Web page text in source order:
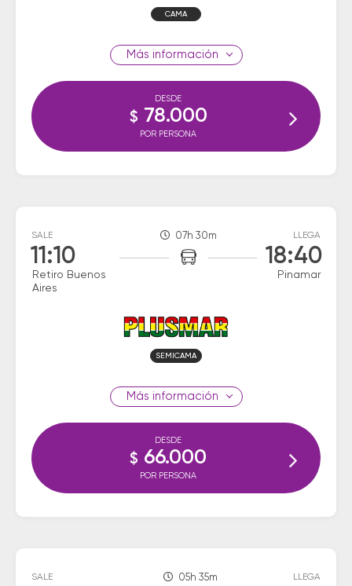
CAMA
información
DESDE
$ 78.000
POR PERSONA
SALE
11:10
Retiro Buenos
Aires
07h 30m LLEGA
18:40
Pinamar
SEMICAMA
información
DESDE
$ 66.000
POR PERSONA
SALE 05h 35m LLEGA